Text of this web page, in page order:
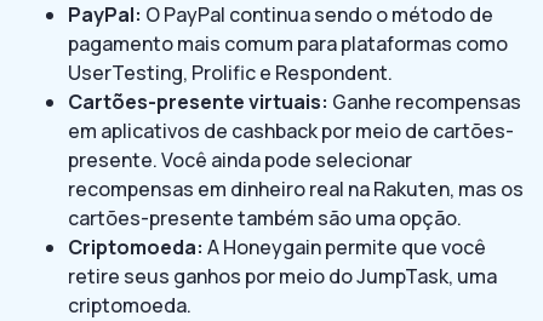
PayPal: O PayPal continua sendo o método de
pagamento mais comum para plataformas como
UserTesting, Prolific e Respondent.
Cartões-presente virtuais: Ganhe recompensas
em aplicativos de cashback por meio de cartões-
presente. Você ainda pode selecionar
recompensas em dinheiro real na Rakuten, mas os
cartões-presente também são uma opção.
Criptomoeda: A Honeygain permite que você
retire seus ganhos por meio do JumpTask, uma
criptomoeda.